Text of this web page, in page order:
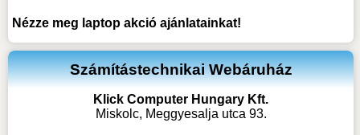
Nézze meg laptop akcióajánlatainkat!
Számítástechnikai Webáruház
Klick Computer Hungary Kft.
Miskolc, Meggyesalja utca 93.